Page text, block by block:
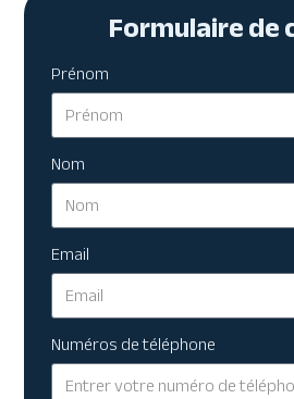
Formulaire
Prénom
Nom
Email
Numéros de téléphone